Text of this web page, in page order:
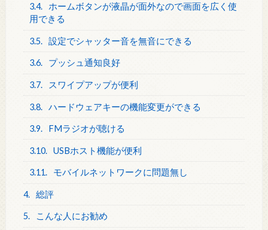
3.4.
ホームボタンが液晶が面外なので画面を広く使
用できる
3.5. 設定でシャッター音を無音にできる
3.6. プッシュ通知良好
3.7. スワイプアップが便利
3.8. ハードウェアキーの機能変更ができる
3.9. FMラジオが聴ける
3.10. USBホスト機能が便利
3.11. モバイルネットワークに問題無し
4. 総評
5. こんな人にお勧め